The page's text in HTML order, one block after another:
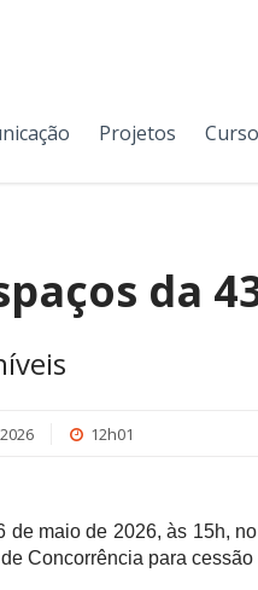
Projetos
da
12h01
de maio de 2026, às 15h,
Concorrência para